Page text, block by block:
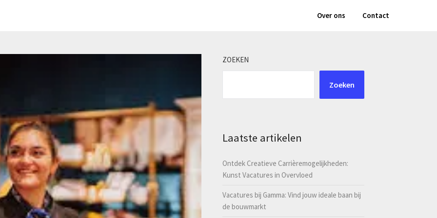
Over ons Contact
ZOEKEN
Zoeken
Laatste artikelen
Ontdek Creatieve Carrièremogelijkheden:
Kunst Vacatures in Overvloed
Vacatures bij Gamma: Vind jouw ideale baan bij
de bouwmarkt